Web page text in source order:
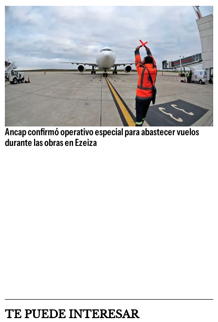
Ancap confirmó operativo especial para abastecer vuelos
durante las obras en Ezeiza
TE PUEDE INTERESAR